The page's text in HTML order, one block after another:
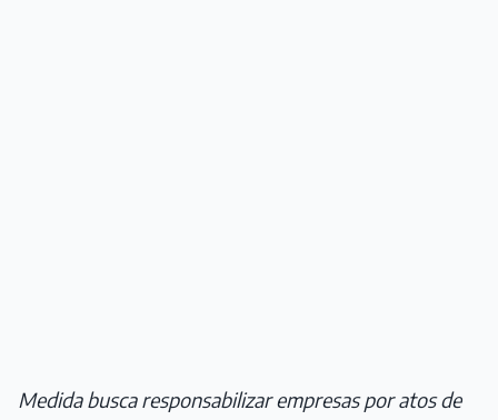
Medida busca responsabilizar empresas por atos de